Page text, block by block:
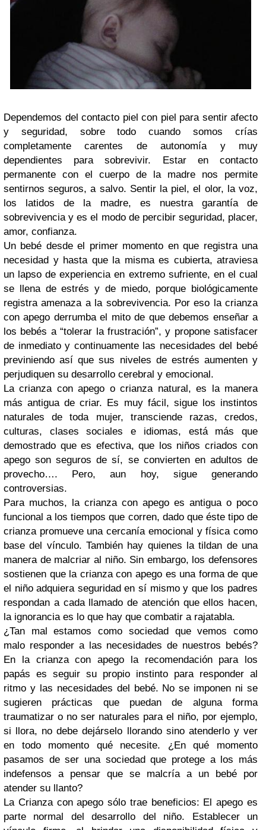
Dependemos del contacto piel con piel para sentir afecto
y seguridad, sobre todo cuando somos crías
completamente carentes de autonomía y muy
dependientes para sobrevivir. Estar en contacto
permanente con el cuerpo de la madre nos permite
sentirnos seguros, a salvo. Sentir la piel, el olor, la voz,
los latidos de la madre, es nuestra garantía de
sobrevivencia y es el modo de percibir seguridad, placer,
amor, confianza.
Un bebé desde el primer momento en que registra una
necesidad y hasta que la misma es cubierta, atraviesa
un lapso de experiencia en extremo sufriente, en el cual
se llena de estrés y de miedo, porque biológicamente
registra amenaza a la sobrevivencia. Por eso la crianza
con apego derrumba el mito de que debemos enseñar a
los bebés a “tolerar la frustración”, y propone satisfacer
de inmediato y continuamente las necesidades del bebé
previniendo así que sus niveles de estrés aumenten y
perjudiquen su desarrollo cerebral y emocional.
La crianza con apego o crianza natural, es la manera
más antigua de criar. Es muy fácil, sigue los instintos
naturales de toda mujer, transciende razas, credos,
culturas, clases sociales e idiomas, está más que
demostrado que es efectiva, que los niños criados con
apego son seguros de sí, se convierten en adultos de
provecho…. Pero, aun hoy, sigue generando
controversias.
Para muchos, la crianza con apego es antigua o poco
funcional a los tiempos que corren, dado que éste tipo de
crianza promueve una cercanía emocional y física como
base del vínculo. También hay quienes la tildan de una
manera de malcriar al niño. Sin embargo, los defensores
sostienen que la crianza con apego es una forma de que
el niño adquiera seguridad en sí mismo y que los padres
respondan a cada llamado de atención que ellos hacen,
la ignorancia es lo que hay que combatir a rajatabla.
¿Tan mal estamos como sociedad que vemos como
malo responder a las necesidades de nuestros bebés?
En la crianza con apego la recomendación para los
papás es seguir su propio instinto para responder al
ritmo y las necesidades del bebé. No se imponen ni se
sugieren prácticas que puedan de alguna forma
traumatizar o no ser naturales para el niño, por ejemplo,
si llora, no debe dejárselo llorando sino atenderlo y ver
en todo momento qué necesite. ¿En qué momento
pasamos de ser una sociedad que protege a los más
indefensos a pensar que se malcría a un bebé por
atender su llanto?
La Crianza con apego sólo trae beneficios: El apego es
parte normal del desarrollo del niño. Establecer un